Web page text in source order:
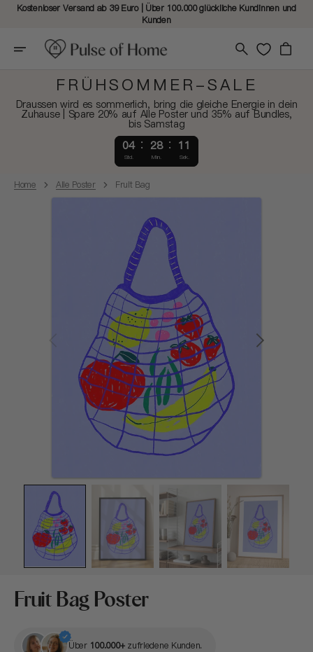
Kostenloser Versand ab 39 Euro | Über 100.000 glückliche Kundinnen und
Kunden
Warenkorb
FRÜHSOMMER-SALE
Draussen wird es sommerlich, bring die gleiche Energie in dein
Zuhause | Spare 20% auf Alle Poster und 35% auf Bundles,
bis Samstag
04
Std.
28
Min.
10
Sek.
Home Alle Poster Fruit Bag
Medien
1
in
Galerieansicht
öffnen
Fruit Bag Poster
Über 100.000+zufriedene Kunden.